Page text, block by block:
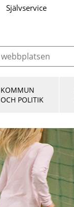
Självservice
KOMMUN
OCH POLITIK